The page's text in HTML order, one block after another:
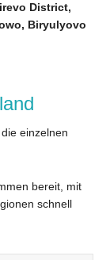
District,
Biryulyovo
einzelnen
bereit, mit
schnell